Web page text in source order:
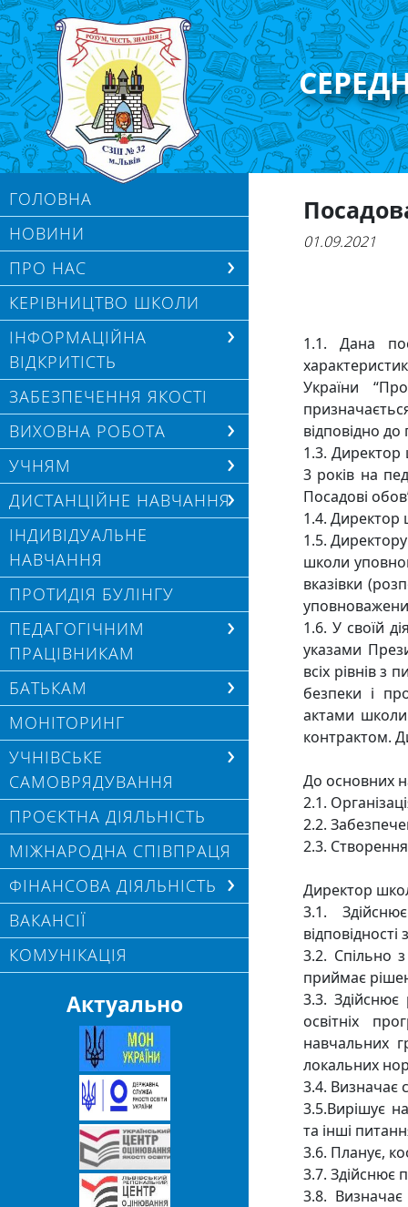
ГОЛОВНА
НОВИНИ
ПРО НАС
КЕРІВНИЦТВО ШКОЛИ
ІНФОРМАЦІЙНА
ВІДКРИТІСТЬ
ЗАБЕЗПЕЧЕННЯ ЯКОСТІ
ВИХОВНА РОБОТА
УЧНЯМ
ДИСТАНЦІЙНЕ НАВЧАННЯ
ІНДИВІДУАЛЬНЕ
НАВЧАННЯ
ПРОТИДІЯ БУЛІНГУ
ПЕДАГОГІЧНИМ
ПРАЦІВНИКАМ
БАТЬКАМ
МОНІТОРИНГ
УЧНІВСЬКЕ
САМОВРЯДУВАННЯ
ПРОЄКТНА ДІЯЛЬНІСТЬ
МІЖНАРОДНА СПІВПРАЦЯ
ФІНАНСОВА ДІЯЛЬНІСТЬ
ВАКАНСІЇ
КОМУНІКАЦІЯ
Актуально
01.09.2021
1.1. Дана
України
відповідно
1.3. Директор
3 років на
Посадові
1.4. Директор
1.5.
школи
вказівки
1.6. У своїй
указами
всіх рівнів з
безпеки і
актами
контрактом.
До основних
2.1.
2.2.
2.3.
Директор
3.1.
3.2. Спільно
приймає
3.3.
освітніх
навчальних
локальних
3.4. Визначає
3.5.Вирішує
та інші
3.6. Планує,
3.7. Здійснює
3.8.